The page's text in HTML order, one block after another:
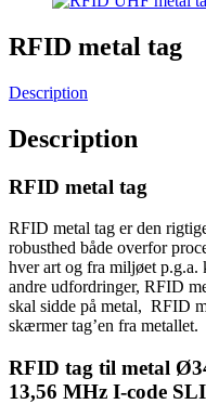
RFID metal tag
Description
Description
RFID metal tag
RFID metal tag er den
robusthed både overfor
hver art og fra miljøet
andre udfordringer, RFID
skal sidde på metal, RFID
skærmer tag’en fra metallet.
RFID tag til metal
13,56 MHz I-code